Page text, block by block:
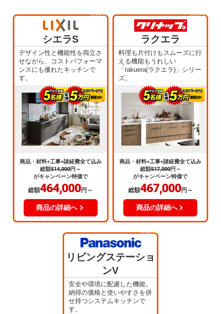
シエラS
デザイン性と機能性を両立さ
せながら、コストパフォーマ
ンスにも優れたキッチンで
す。
商品・材料+工事+諸経費全て込み
総額514,000円～
がキャンペーン特価で
総額464,000円～
商品の詳細へ
ラクエラ
料理も片付けもスムーズに行
える機能もうれしい
「rakuera(ラクエラ)」シリー
ズ。
商品・材料+工事+諸経費全て込み
総額517,000円～
がキャンペーン特価で
総額467,000円～
商品の詳細へ
リビングステーショ
ンV
安全や環境に配慮した機能。
納得の価格と使いやすさを併
せ持つシステムキッチンで
す。
当店人気